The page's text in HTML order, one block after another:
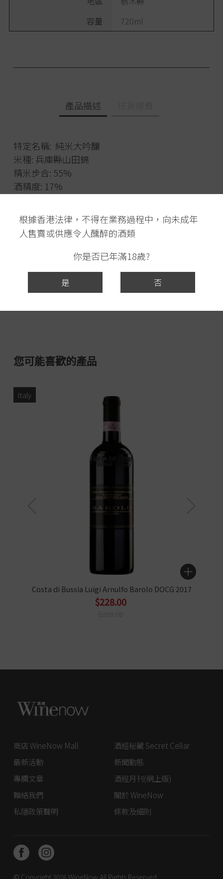
根據香港法律，不得在業務過程中，向未成年
人售賣或供應令人醺醉的酒類
你是否已年滿18歲?
是 否
容量
720ml
產品描述
特定名稱: 純米大吟釀
米種: 兵庫縣山田錦
精米步合: 55%
酒精度: 17%
酒造名稱: 第一酒造 開華
產地: 栃木縣
您可能喜歡的產品
Italy
Costa di Bussia Luigi Arnulfo Barolo DOCG 2017
$228.00
商店 WineNow Mall
酒經秘藏 Secret Cellar
最新活動
新聞動態
專欄文章
酒經月刊(網上版)
聯絡我們
關於 WineNow
私隱政策聲明
條款及細則